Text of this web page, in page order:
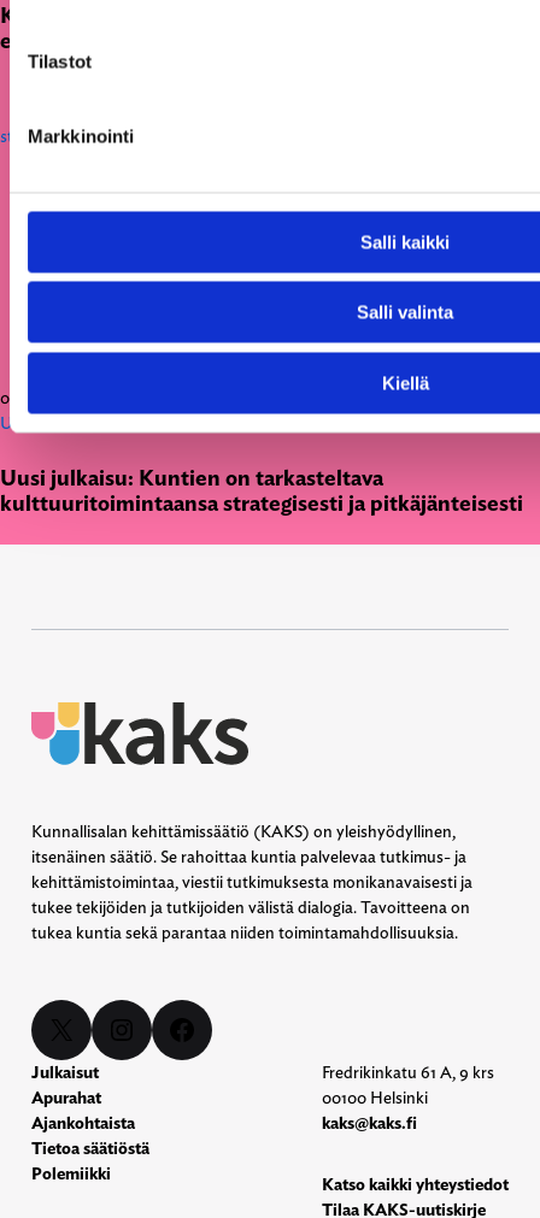
Tilastot
Markkinointi
Salli kaikki
Salli valinta
Kiellä
KAKS teki apurahapäätökset vuoden 2026
ensimmäisestä hausta
05.03.2026
Uutiset
Uusi julkaisu: Kuntien on tarkasteltava
kulttuuritoimintaansa strategisesti ja pitkäjänteisesti
Kunnallisalan kehittämissäätiö (KAKS) on yleishyödyllinen,
itsenäinen säätiö. Se rahoittaa kuntia palvelevaa tutkimus- ja
kehittämistoimintaa, viestii tutkimuksesta monikanavaisesti ja
tukee tekijöiden ja tutkijoiden välistä dialogia. Tavoitteena on
tukea kuntia sekä parantaa niiden toimintamahdollisuuksia.
X Instagram Facebook
Julkaisut
Apurahat
Ajankohtaista
Tietoa säätiöstä
Polemiikki
Fredrikinkatu 61 A, 9 krs
00100 Helsinki
kaks@kaks.fi
Katso kaikki yhteystiedot
Tilaa KAKS-uutiskirje